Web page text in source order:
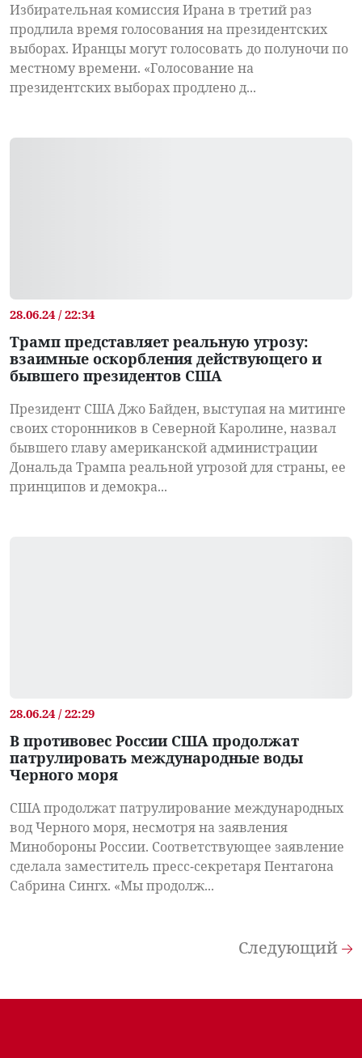
Избирательная комиссия Ирана в третий раз
продлила время голосования на президентских
выборах. Иранцы могут голосовать до полуночи по
местному времени. «Голосование на
президентских выборах продлено д...
28.06.24 / 22:34
Трамп представляет реальную угрозу:
взаимные оскорбления действующего и
бывшего президентов США
Президент США Джо Байден, выступая на митинге
своих сторонников в Северной Каролине, назвал
бывшего главу американской администрации
Дональда Трампа реальной угрозой для страны, ее
принципов и демокра...
28.06.24 / 22:29
В противовес России США продолжат
патрулировать международные воды
Черного моря
США продолжат патрулирование международных
вод Черного моря, несмотря на заявления
Минобороны России. Соответствующее заявление
сделала заместитель пресс-секретаря Пентагона
Сабрина Сингх. «Мы продолж...
Следующий